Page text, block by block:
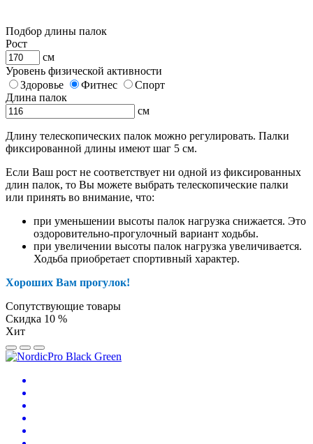
Подбор длины палок
Рост
см
Уровень физической активности
Здоровье
Фитнес
Спорт
Длина палок
см
Длину телескопических палок можно регулировать. Палки
фиксированной длины имеют шаг 5 см.
Если Ваш рост не соответствует ни одной из фиксированных
длин палок, то Вы можете выбрать телескопические палки
или принять во внимание, что:
при уменьшении высоты палок нагрузка снижается. Это
оздоровительно-прогулочный вариант ходьбы.
при увеличении высоты палок нагрузка увеличивается.
Ходьба приобретает спортивный характер.
Хороших Вам прогулок!
Сопутствующие товары
Скидка 10 %
Хит